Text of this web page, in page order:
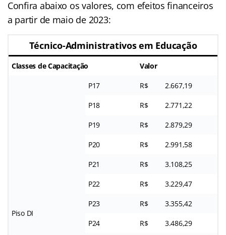
Confira abaixo os valores, com efeitos financeiros
a partir de maio de 2023:
Técnico-Administrativos em Educação
Classes de Capacitação Valor
Piso DI
P17 R$ 2.667,19
P18 R$ 2.771,22
P19 R$ 2.879,29
P20 R$ 2.991,58
P21 R$ 3.108,25
P22 R$ 3.229,47
P23 R$ 3.355,42
P24 R$ 3.486,29